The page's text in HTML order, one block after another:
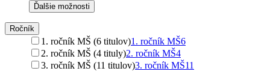
Ďalšie možnosti
Ročník
1. ročník MŠ (6 titulov)1. ročník MŠ6
2. ročník MŠ (4 tituly)2. ročník MŠ4
3. ročník MŠ (11 titulov)3. ročník MŠ11